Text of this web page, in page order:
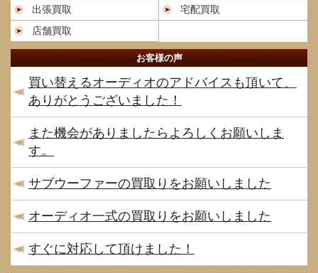
出張買取
宅配買取
店舗買取
お客様の声
買い替えるオーディオのアドバイスも頂いて、
ありがとうございました！
また機会がありましたらよろしくお願いしま
す。
サブウーファーの買取りをお願いしました
オーディオ一式の買取りをお願いしました
すぐに対応して頂けました！